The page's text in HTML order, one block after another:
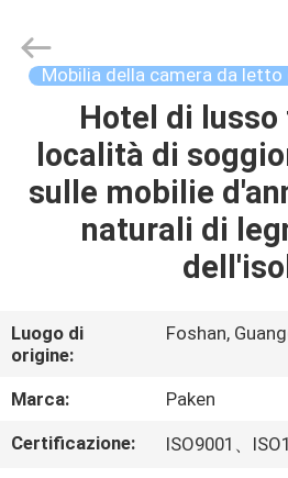
PRODOTTI
GIRO
DELLA
FABBRICA
Rights
Mobilia della camera da
Hotel di
località di
sulle mobilie
naturali di
Luogo di
origine:
Foshan,
Marca:
Paken
Certificazione:
ISO9001、